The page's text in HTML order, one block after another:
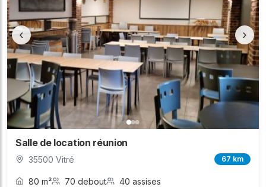
‹ ›
Salle de location réunion
35500 Vitré 67 km
80 m² 70 debout 40 assises